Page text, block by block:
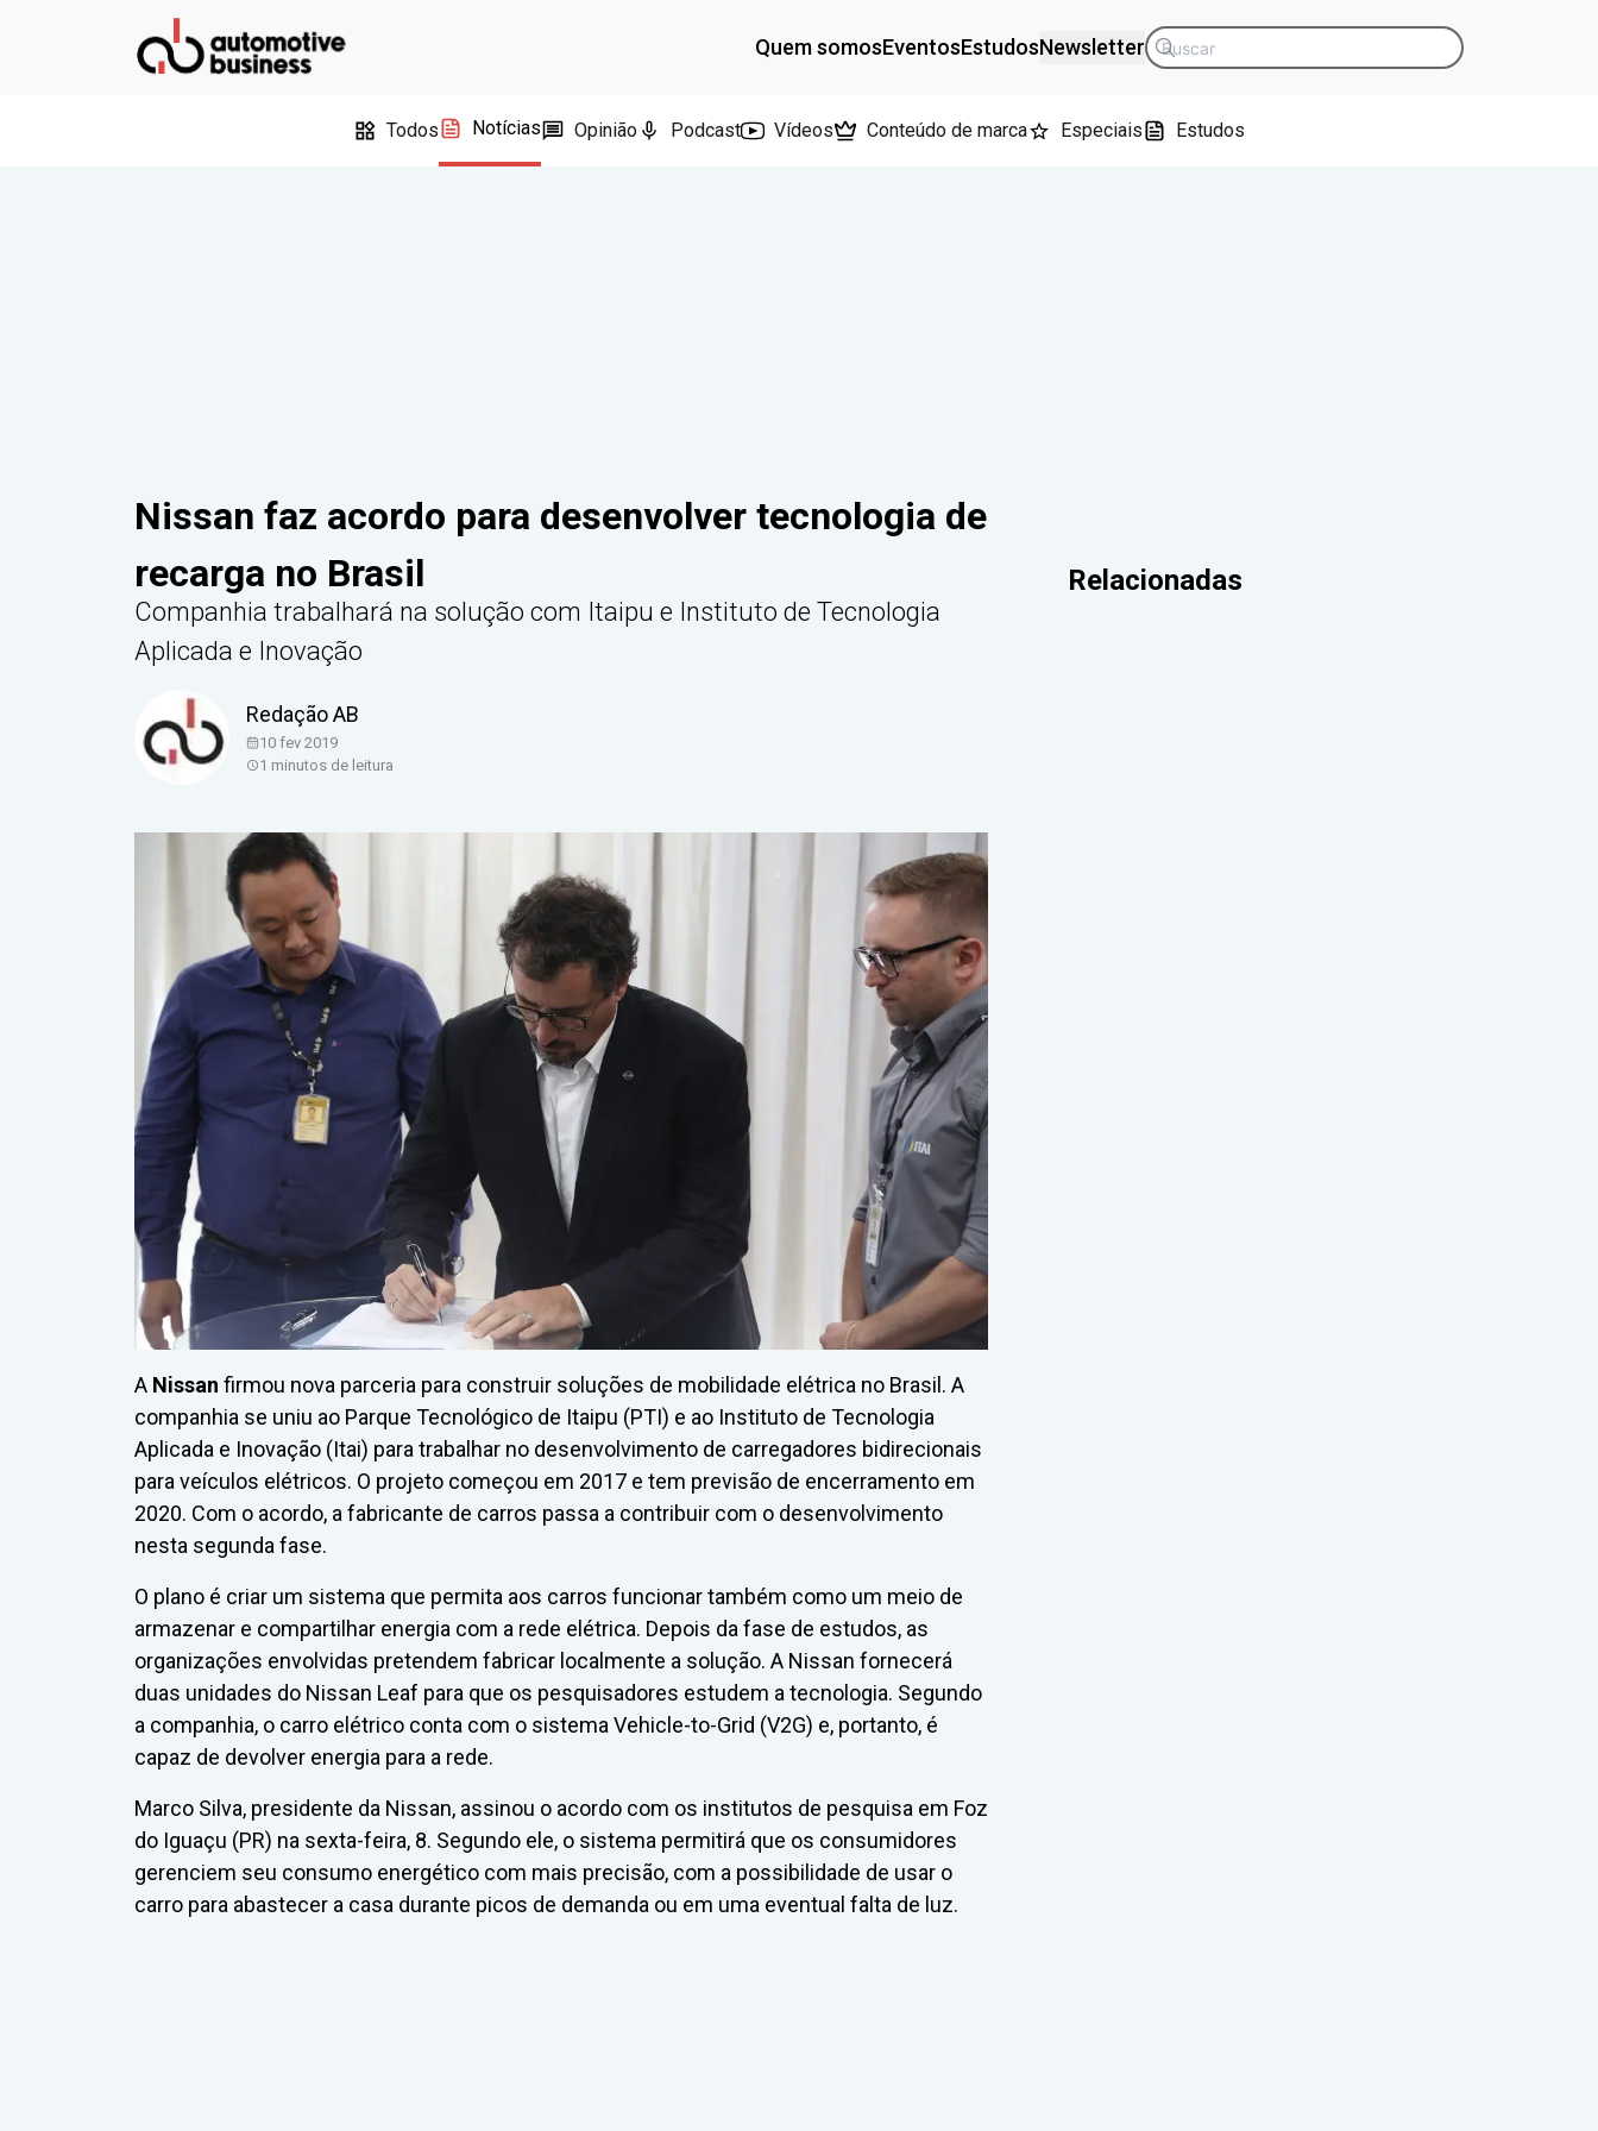
Quem somosEventosEstudosNewsletter
Todos Notícias Opinião Podcast Vídeos Conteúdo de marca Especiais Estudos
Nissan faz acordo para desenvolver tecnologia de
recarga no Brasil
Companhia trabalhará na solução com Itaipu e Instituto de Tecnologia
Aplicada e Inovação
Redação AB
10 fev 2019
1 minutos de leitura
A Nissan firmou nova parceria para construir soluções de mobilidade elétrica no Brasil. A
companhia se uniu ao Parque Tecnológico de Itaipu (PTI) e ao Instituto de Tecnologia
Aplicada e Inovação (Itai) para trabalhar no desenvolvimento de carregadores bidirecionais
para veículos elétricos. O projeto começou em 2017 e tem previsão de encerramento em
2020. Com o acordo, a fabricante de carros passa a contribuir com o desenvolvimento
nesta segunda fase.
O plano é criar um sistema que permita aos carros funcionar também como um meio de
armazenar e compartilhar energia com a rede elétrica. Depois da fase de estudos, as
organizações envolvidas pretendem fabricar localmente a solução. A Nissan fornecerá
duas unidades do Nissan Leaf para que os pesquisadores estudem a tecnologia. Segundo
a companhia, o carro elétrico conta com o sistema Vehicle-to-Grid (V2G) e, portanto, é
capaz de devolver energia para a rede.
Marco Silva, presidente da Nissan, assinou o acordo com os institutos de pesquisa em Foz
do Iguaçu (PR) na sexta-feira, 8. Segundo ele, o sistema permitirá que os consumidores
gerenciem seu consumo energético com mais precisão, com a possibilidade de usar o
carro para abastecer a casa durante picos de demanda ou em uma eventual falta de luz.
Relacionadas